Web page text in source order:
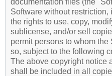
Software without
the rights to use, copy,
sublicense, and/or sell
permit persons to whom
so, subject to the following
The above copyright notice
shall be included in all